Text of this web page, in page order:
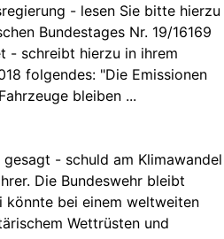
- lesen Sie bitte hierzu
Bundestages Nr. 19/16169
- schreibt hierzu in ihrem
folgendes: "Die Emissionen
bleiben ...
- schuld am Klimawandel
Die Bundeswehr bleibt
könnte bei einem weltweiten
Wettrüsten und